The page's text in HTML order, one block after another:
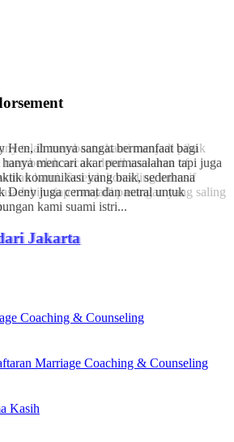
Hen, ilmunya sangat bermanfaat bagi
mencari akar permasalahan tapi juga
komunikasi yang baik, sederhana
Deny juga cermat dan netral untuk
kami suami istri...
Jakarta
Coaching & Counseling
Marriage Coaching & Counseling
Kasih